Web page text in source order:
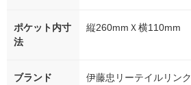
ポケット内寸
法
縦260mmＸ横110mm
ブランド 伊藤忠リーテイルリンク